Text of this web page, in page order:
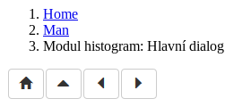
Home
Man
Modul histogram: Hlavní dialog